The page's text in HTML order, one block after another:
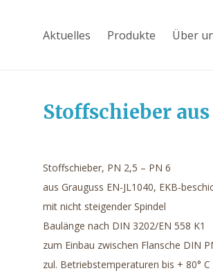
Aktuelles Produkte Über
Stoffschieber
Stoffschieber, PN 2,5 – PN 6
aus Grauguss EN-JL1040, EKB-
mit nicht steigender Spindel
Baulänge nach DIN 3202/EN 558 K1
zum Einbau zwischen Flansche DIN
zul. Betriebstemperaturen bis + 80° C